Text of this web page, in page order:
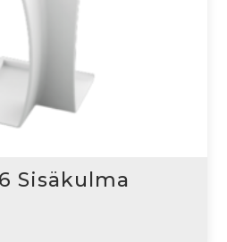
Sisäkulma